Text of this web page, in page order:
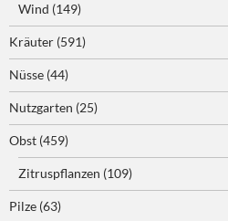
Wind (149)
Kräuter (591)
Nüsse (44)
Nutzgarten (25)
Obst (459)
Zitruspflanzen (109)
Pilze (63)